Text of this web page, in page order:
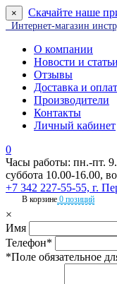
× Скачайте наше
Интернет-магазин
О компании
Новости и статьи
Отзывы
Доставка и
Производители
Контакты
Личный кабинет
0
Часы работы: пн.-пт.
суббота 10.00-16.00,
+7 342 227-55-55, г.
В корзине 0 позиций
×
Имя
Телефон*
*Поле обязательное